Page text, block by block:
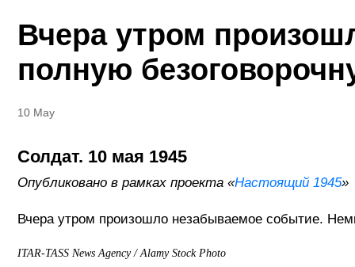
Вчера утром
полную
10 May
Cолдат. 10 мая 1945
Опубликовано в рамках проекта «Настоящий 1945»
Вчера утром произошло незабываемое событие.
ITAR-TASS News Agency / Alamy Stock Photo